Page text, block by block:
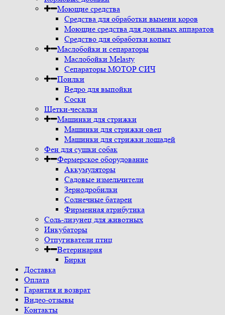
Моющие средства
Средства для обработки вымени коров
Моющие средства для доильных аппаратов
Средство для обработки копыт
Маслобойки и сепараторы
Маслобойки Melasty
Сепараторы МОТОР СИЧ
Поилки
Ведро для выпойки
Соски
Щетки-чесалки
Машинки для стрижки
Машинки для стрижки овец
Машинки для стрижки лошадей
Фен для сушки собак
Фермерское оборудование
Аккумуляторы
Садовые измельчители
Зернодробилки
Солнечные батареи
Фирменная атрибутика
Соль-лизунец для животных
Инкубаторы
Отпугиватели птиц
Ветеринария
Бирки
Доставка
Оплата
Гарантия и возврат
Видео-отзывы
Контакты